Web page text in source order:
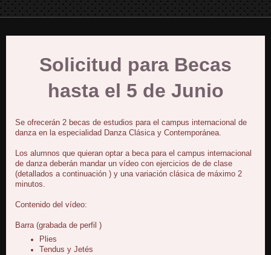
Solicitud para Becas
hasta el 5 de Junio
Se ofrecerán 2 becas de estudios para el campus internacional de
danza en la especialidad Danza Clásica y Contemporánea.
Los alumnos que quieran optar a beca para el campus internacional
de danza deberán mandar un vídeo con ejercicios de de clase
(detallados a continuación ) y una variación clásica de máximo 2
minutos.
Contenido del vídeo:
Barra (grabada de perfil )
Plies
Tendus y Jetés